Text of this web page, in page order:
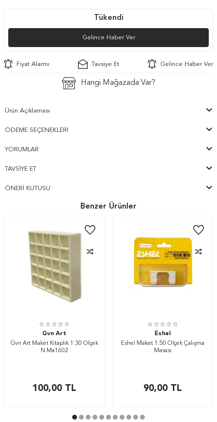
Tükendi
Gelince Haber Ver
Fiyat Alarmı Tavsiye Et Gelince Haber Ver
Hangi Mağazada Var?
Ürün Açıklaması
ÖDEME SEÇENEKLERI
YORUMLAR
TAVSIYE ET
ÖNERI KUTUSU
Benzer Ürünler
Gvn Art
Gvn Art Maket Kitaplık 1:30 Ölçek
N:Ma1602
100,00 TL
Eshel
Eshel Maket 1:50 Ölçek Çalışma
Masası
90,00 TL